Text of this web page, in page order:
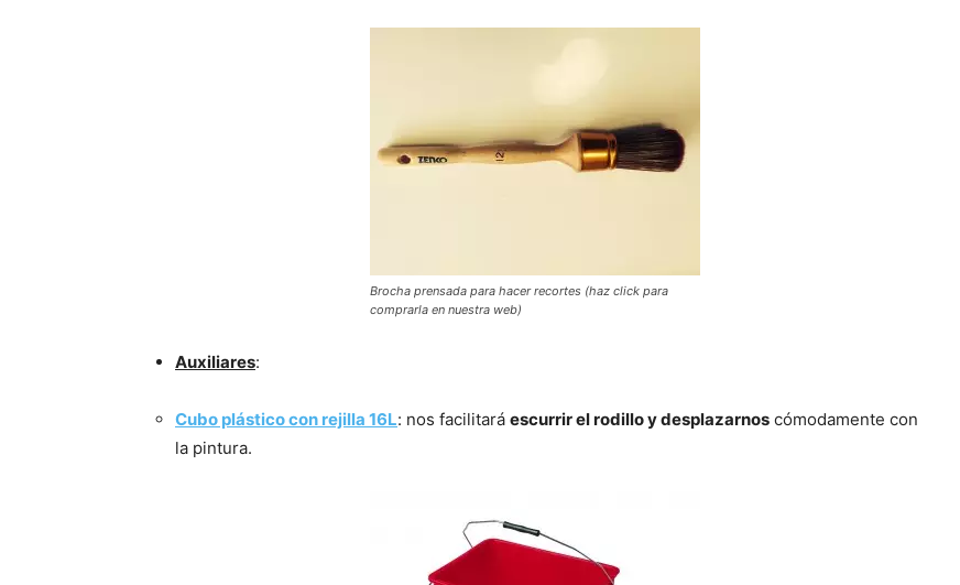
Brocha prensada para hacer recortes (haz click para
comprarla en nuestra web)
Auxiliares:
Cubo plástico con rejilla 16L: nos facilitará escurrir el rodillo y desplazarnos cómodamente con
la pintura.